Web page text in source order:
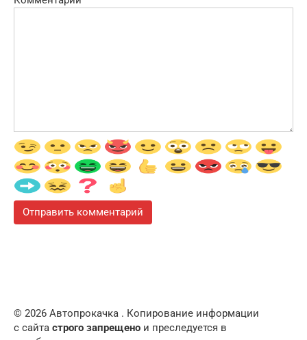
© 2026 Автопрокачка . Копирование информации
с сайта строго запрещено и преследуется в